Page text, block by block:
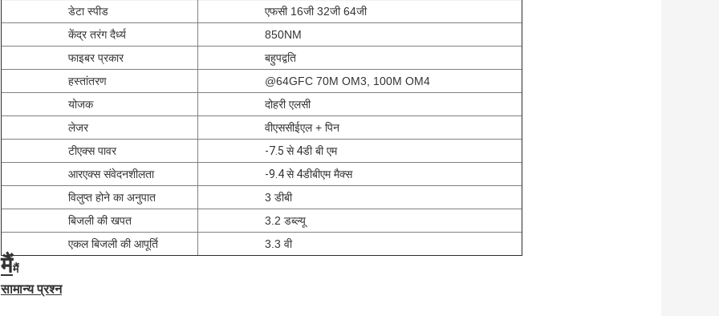
डेटा स्पीड
एफसी 16जी 32जी 64जी
केंद्र तरंग दैर्ध्य
850NM
फाइबर प्रकार
बहुपद्वति
हस्तांतरण
@64GFC 70M OM3, 100M OM4
योजक
दोहरी एलसी
लेजर
वीएससीईएल + पिन
टीएक्स पावर
-7.5 से 4डी बी एम
आरएक्स संवेदनशीलता
-9.4 से 4डीबीएम मैक्स
विलुप्त होने का अनुपात
3 डीबी
बिजली की खपत
3.2 डब्ल्यू
एकल बिजली की आपूर्ति
3.3 वी
मैंमैं
सामान्य प्रश्न